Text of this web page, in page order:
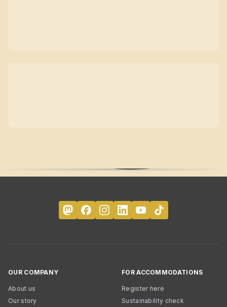
OUR COMPANY
About us
Our story
FOR ACCOMMODATIONS
Register here
Sustainability check